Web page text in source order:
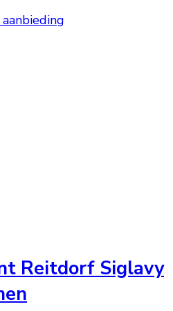
Reitdorf Siglavy